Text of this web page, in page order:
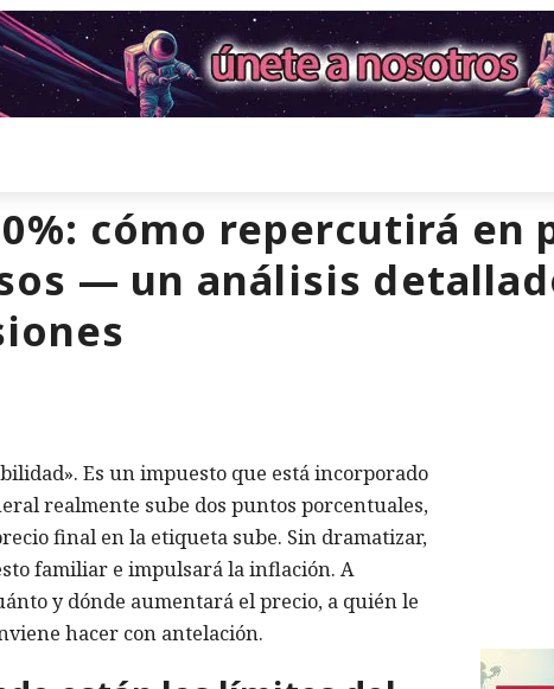
cómo repercutirá en
— un análisis
Es un impuesto que está incorporado
realmente sube dos puntos porcentuales,
final en la etiqueta sube. Sin dramatizar,
familiar e impulsará la inflación. A
y dónde aumentará el precio, a quién le
hacer con antelación.